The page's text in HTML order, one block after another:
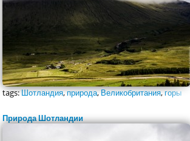
tags:Шотландия,природа,Великобритания,горы
Природа Шотландии